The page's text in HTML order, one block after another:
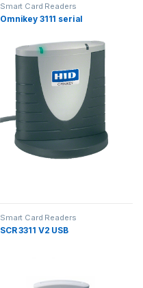
Smart Card Readers
Omnikey 3111 serial
Smart Card Readers
SCR 3311 V2 USB